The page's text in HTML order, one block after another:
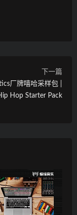
下一篇
厂牌嘻哈采样包 |
Hop Starter Pack